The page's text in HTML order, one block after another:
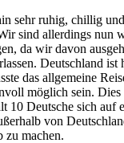
sehr ruhig, chillig
sind allerdings nun
da wir davon
Deutschland ist
das allgemeine
möglich sein.
10 Deutsche sich auf
von
zu machen.